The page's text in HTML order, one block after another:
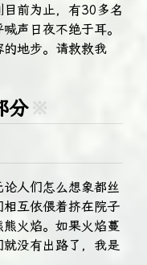
前为止，有30多名
声日夜不绝于耳。
地步。请救救我
分 ※
人们怎么想象都丝
互依偎着挤在院子
火焰。如果火焰蔓
没有出路了，我是